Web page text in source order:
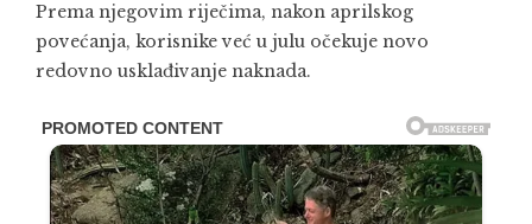
Prema njegovim riječima, nakon aprilskog
povećanja, korisnike već u julu očekuje novo
redovno usklađivanje naknada.